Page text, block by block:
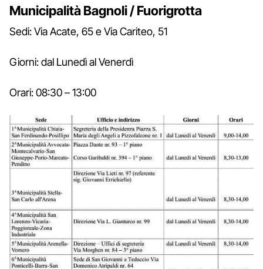
Municipalità Bagnoli / Fuorigrotta
Sedi: Via Acate, 65 e Via Cariteo, 51
Giorni: dal Lunedì al Venerdì
Orari: 08:30 – 13:00